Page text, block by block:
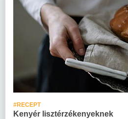
#RECEPT
Kenyér lisztérzékenyeknek